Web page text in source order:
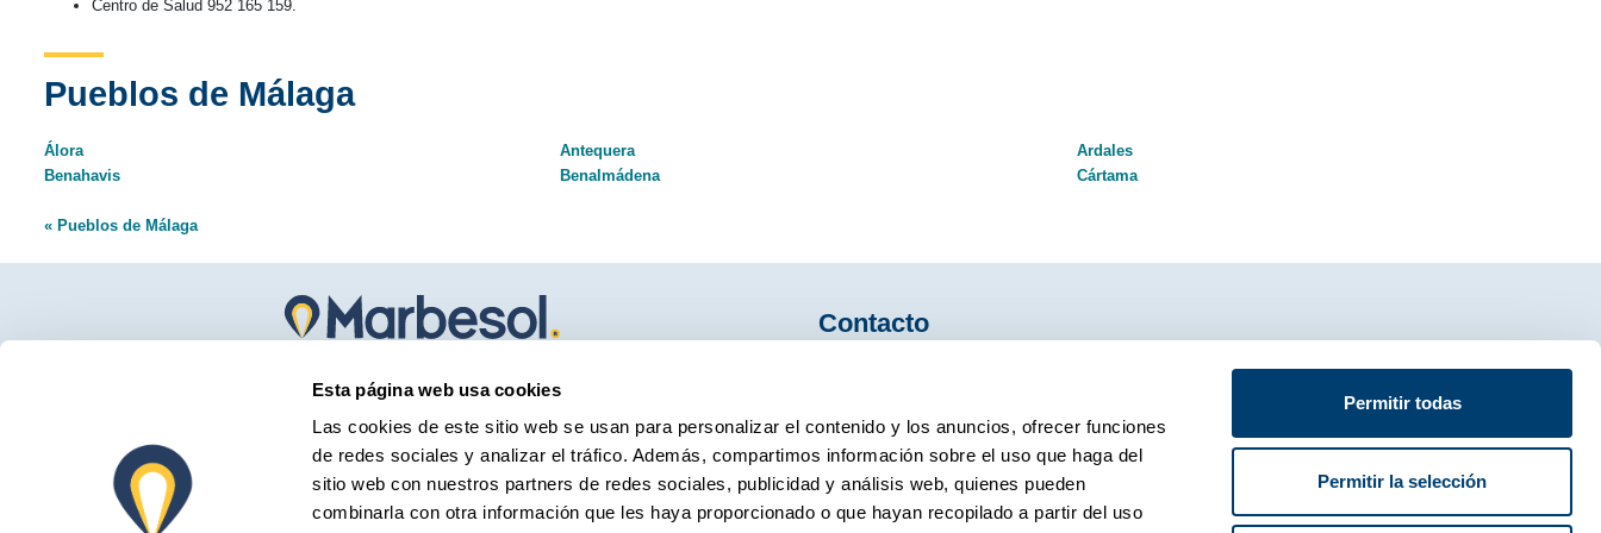
Esta página web usa cookies
Las cookies de este sitio web se usan para personalizar el contenido y los anuncios, ofrecer funciones
de redes sociales y analizar el tráfico. Además, compartimos información sobre el uso que haga del
sitio web con nuestros partners de redes sociales, publicidad y análisis web, quienes pueden
combinarla con otra información que les haya proporcionado o que hayan recopilado a partir del uso
Permitir todas
Permitir la selección
Centro de Salud 952 165 159.
Pueblos de Málaga
Álora Antequera
Ardales
Benahavis
Benalmádena Cártama
« Pueblos de Málaga
Marbesol ofrece el mejor servicio de alquiler de coches
en el aeropuerto de Málaga y en Marbella para turistas y
residentes de la Costa del Sol.
Contacto
rentacar@marbesol.com
Avenida del Comandante García Morato 28, Málaga, 29004, España.